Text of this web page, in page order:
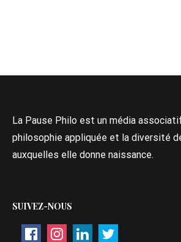
La Pause Philo est un média
philosophie appliquée et la diversité
auxquelles elle donne naissance.
SUIVEZ-NOUS